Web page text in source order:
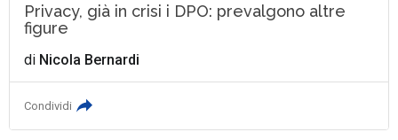
Privacy, già in crisi i DPO: prevalgono altre
figure
di Nicola Bernardi
Condividi